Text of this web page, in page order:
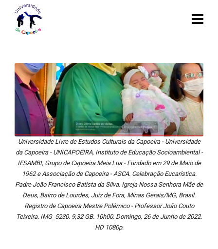
Universidade Livre de Estudos Culturais da Capoeira - Universidade
da Capoeira - UNICAPOEIRA, Instituto de Educação Socioambiental -
IESAMBI, Grupo de Capoeira Meia Lua - Fundado em 29 de Maio de
1962 e Associação de Capoeira - ASCA. Celebração Eucarística.
Padre João Francisco Batista da Silva. Igreja Nossa Senhora Mãe de
Deus, Bairro de Lourdes, Juiz de Fora, Minas Gerais/MG, Brasil.
Registro de Capoeira Mestre Polêmico - Professor João Couto
Teixeira. IMG_5230. 9,32 GB. 10h00. Domingo, 26 de Junho de 2022.
HD 1080p.